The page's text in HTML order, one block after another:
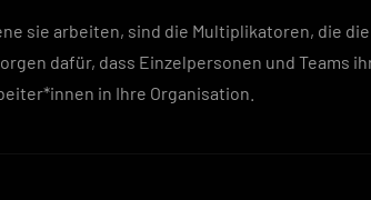
sie arbeiten, sind die Multiplikatoren, die
dafür, dass Einzelpersonen und Teams
in Ihre Organisation.